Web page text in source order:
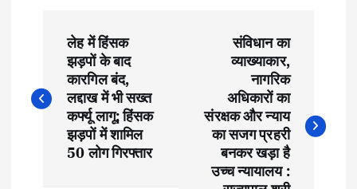
s
लेह में हिंसक
झड़पों के बाद
कारगिल बंद,
लद्दाख में भी सख्त
कर्फ्यू लागू; हिंसक
झड़पों में शामिल
50 लोग गिरफ्तार
संविधान का
व्याख्याकार,
नागरिक
अधिकारों का
संरक्षक और न्याय
का सजग प्रहरी
बनकर खड़ा है
उच्च न्यायालय :